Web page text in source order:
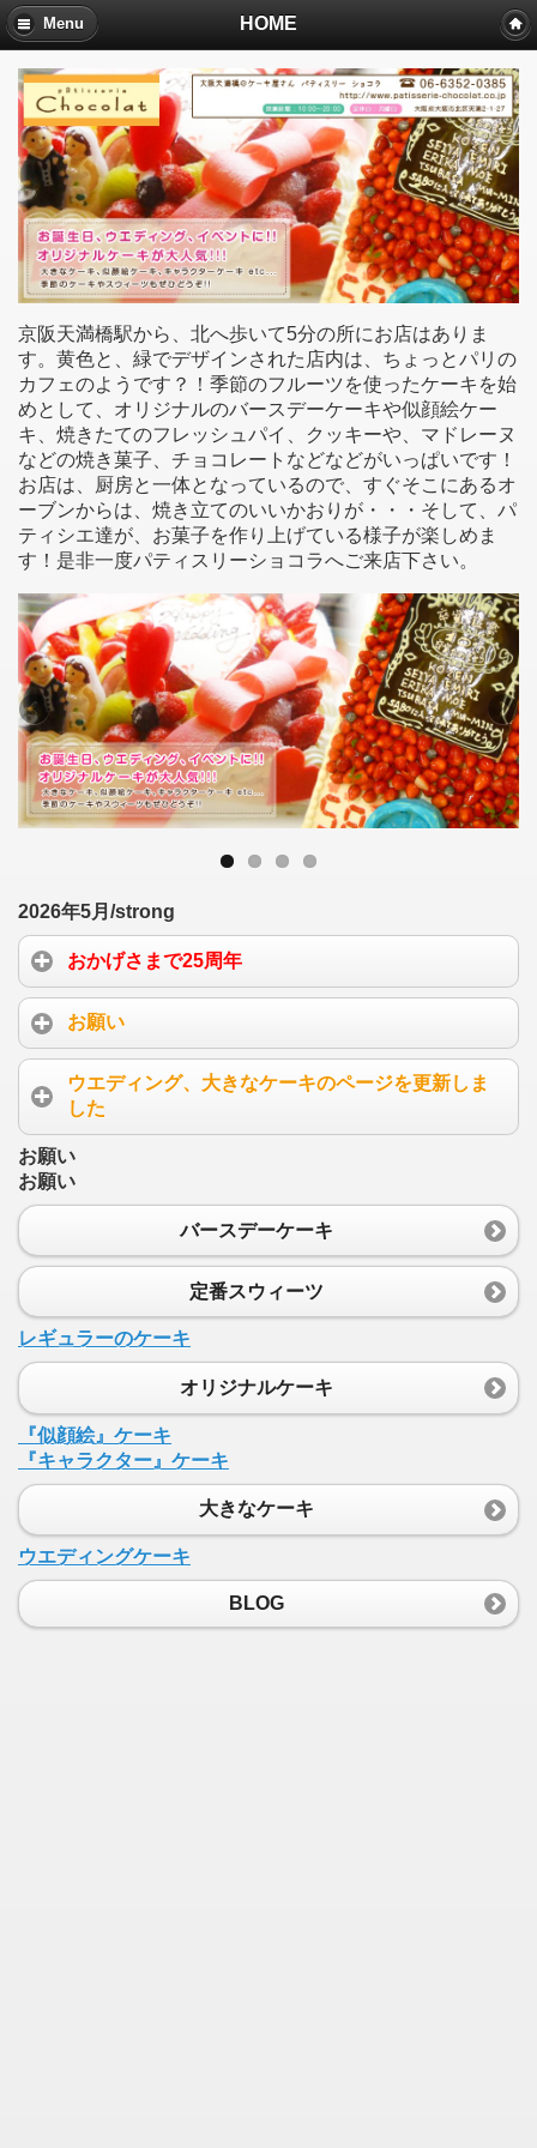
Menu HOME
京阪天満橋駅から、北へ歩いて5分の所にお店はありま
す。黄色と、緑でデザインされた店内は、ちょっとパリの
カフェのようです？！季節のフルーツを使ったケーキを始
めとして、オリジナルのバースデーケーキや似顔絵ケー
キ、焼きたてのフレッシュパイ、クッキーや、マドレーヌ
などの焼き菓子、チョコレートなどなどがいっぱいです！
お店は、厨房と一体となっているので、すぐそこにあるオ
ーブンからは、焼き立てのいいかおりが・・・そして、パ
ティシエ達が、お菓子を作り上げている様子が楽しめま
す！是非一度パティスリーショコラへご来店下さい。
2026年5月/strong
おかげさまで25周年
お願い
ウエディング、大きなケーキのページを更新しま
した
お願い
お願い
バースデーケーキ
定番スウィーツ
レギュラーのケーキ
オリジナルケーキ
『似顔絵』ケーキ
『キャラクター』ケーキ
大きなケーキ
ウエディングケーキ
BLOG